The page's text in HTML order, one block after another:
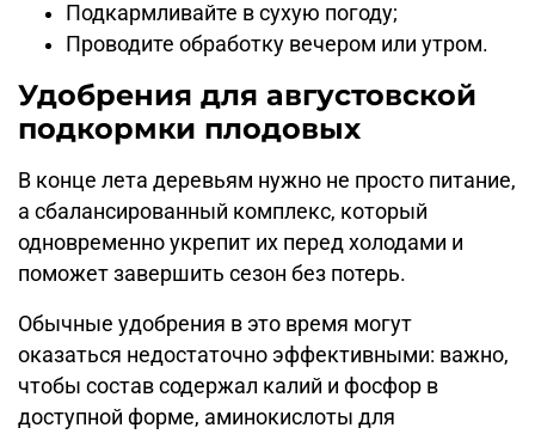
Подкармливайте в сухую погоду;
Проводите обработку вечером или утром.
Удобрения для августовской
подкормки плодовых
В конце лета деревьям нужно не просто питание,
а сбалансированный комплекс, который
одновременно укрепит их перед холодами и
поможет завершить сезон без потерь.
Обычные удобрения в это время могут
оказаться недостаточно эффективными: важно,
чтобы состав содержал калий и фосфор в
доступной форме, аминокислоты для